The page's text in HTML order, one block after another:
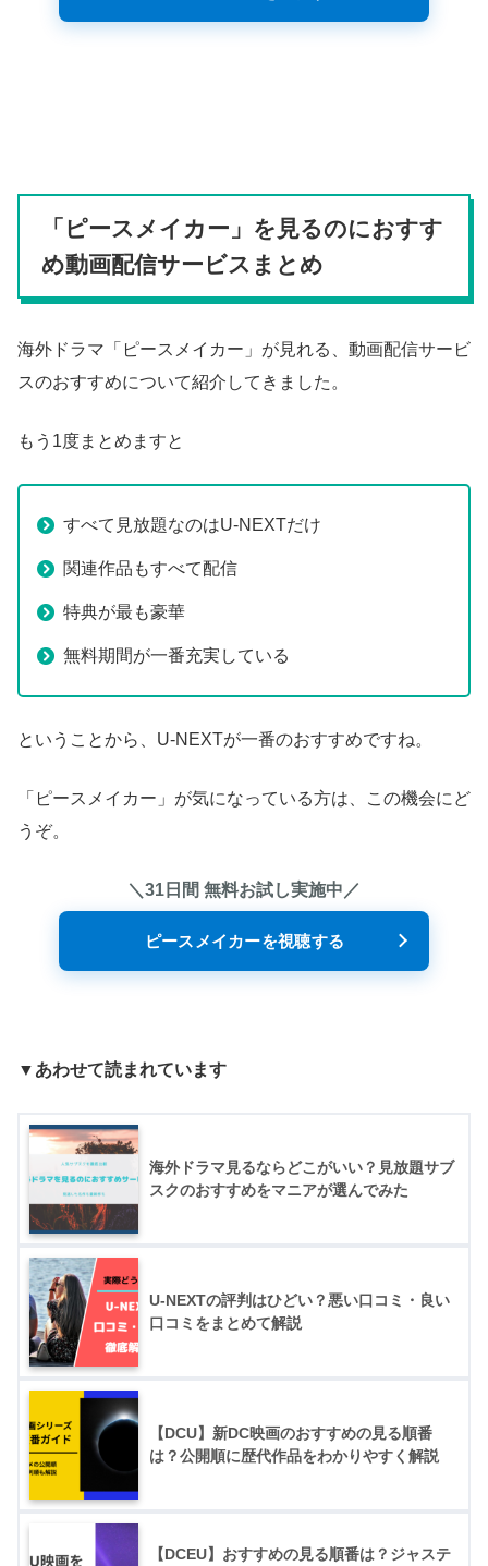
「ピースメイカー」を見るのにおすす
め動画配信サービスまとめ
海外ドラマ「ピースメイカー」が見れる、動画配信サービ
スのおすすめについて紹介してきました。
もう1度まとめますと
すべて見放題なのはU-NEXTだけ
関連作品もすべて配信
特典が最も豪華
無料期間が一番充実している
ということから、U-NEXTが一番のおすすめですね。
「ピースメイカー」が気になっている方は、この機会にど
うぞ。
＼31日間 無料お試し実施中／
ピースメイカーを視聴する
▼あわせて読まれています
海外ドラマ見るならどこがいい？見放題サブ
スクのおすすめをマニアが選んでみた
U-NEXTの評判はひどい？悪い口コミ・良い
口コミをまとめて解説
【DCU】新DC映画のおすすめの見る順番
は？公開順に歴代作品をわかりやすく解説
【DCEU】おすすめの見る順番は？ジャステ